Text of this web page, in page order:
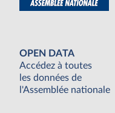
OPEN DATA
Accédez à toutes
les données de
l'Assemblée nationale